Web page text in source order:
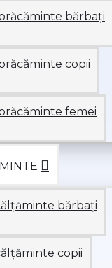
bărbați
copii
femei
bărbați
copii